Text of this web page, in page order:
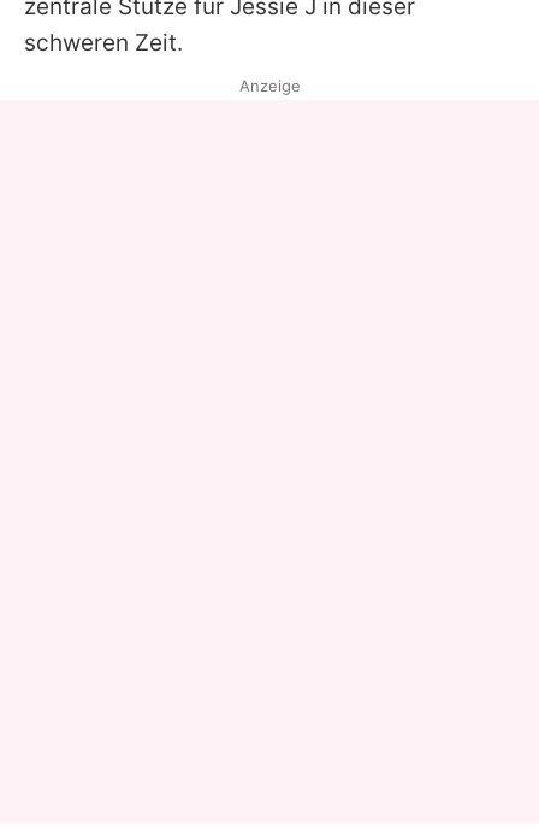
zentrale Stütze für Jessie J in dieser
schweren Zeit.
Anzeige